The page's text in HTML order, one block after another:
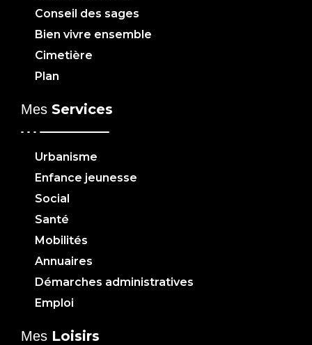
Conseil des sages
Bien vivre ensemble
Cimetière
Plan
Mes Services
Urbanisme
Enfance jeunesse
Social
Santé
Mobilités
Annuaires
Démarches administratives
Emploi
Mes Loisirs